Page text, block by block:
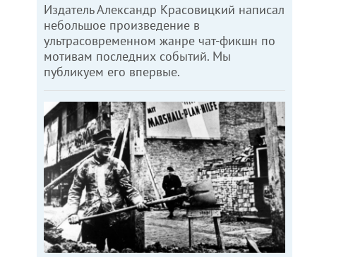
Издатель Александр Красовицкий написал
небольшое произведение в
ультрасовременном жанре чат-фикшн по
мотивам последних событий. Мы
публикуем его впервые.